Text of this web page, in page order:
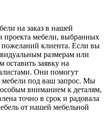
на заказ в нашей
проекта мебели, выбранных
клиента. Если вы
размерам или
оставить заявку на
Они помогут
мебели под ваш запрос. Мы
вниманием к деталям,
точно в срок и радовала
от нашей мебельной